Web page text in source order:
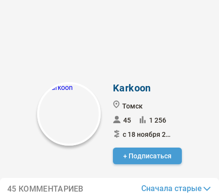
Karkoon
Томск
45
1 256
с 18 ноября 2020
+ Подписаться
45 КОММЕНТАРИЕВ Сначала старые